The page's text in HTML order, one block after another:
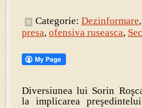
Categorie: Dezinformare,
presa, ofensiva ruseasca,
Diversiunea lui Sorin
la implicarea